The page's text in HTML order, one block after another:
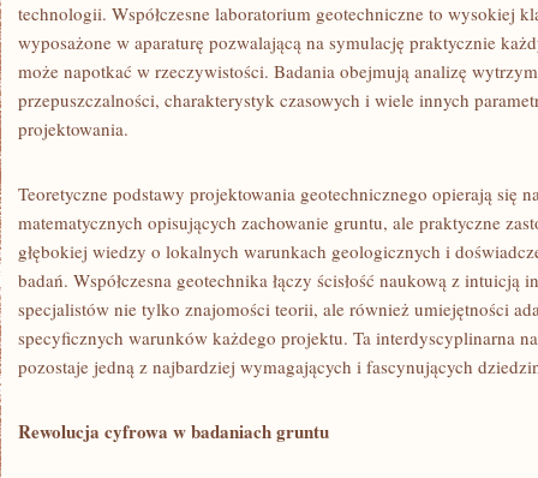
technologii. Współczesne laboratorium geotechniczne to wysokiej
wyposażone w aparaturę pozwalającą na symulację praktycznie
może napotkać w rzeczywistości. Badania obejmują analizę
przepuszczalności, charakterystyk czasowych i wiele innych
projektowania.
Teoretyczne podstawy projektowania geotechnicznego opierają się
matematycznych opisujących zachowanie gruntu, ale praktyczne
głębokiej wiedzy o lokalnych warunkach geologicznych i
badań. Współczesna geotechnika łączy ścisłość naukową z intuicją
specjalistów nie tylko znajomości teorii, ale również umiejętności
specyficznych warunków każdego projektu. Ta interdyscyplinarna
pozostaje jedną z najbardziej wymagających i fascynujących
Rewolucja cyfrowa w badaniach gruntu